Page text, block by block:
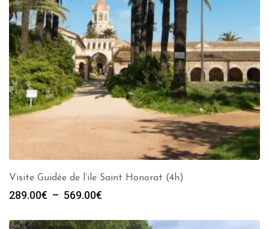
Visite Guidée de l’ile Saint Honorat (4h)
289.00€ – 569.00€
prix :